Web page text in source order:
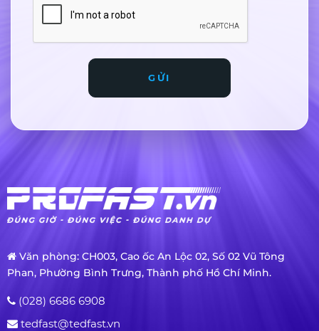
GỬI
Văn phòng: CH003, Cao ốc An Lộc 02, Số 02 Vũ Tông
Phan, Phường Bình Trưng, Thành phố Hồ Chí Minh.
(028) 6686 6908
tedfast@tedfast.vn